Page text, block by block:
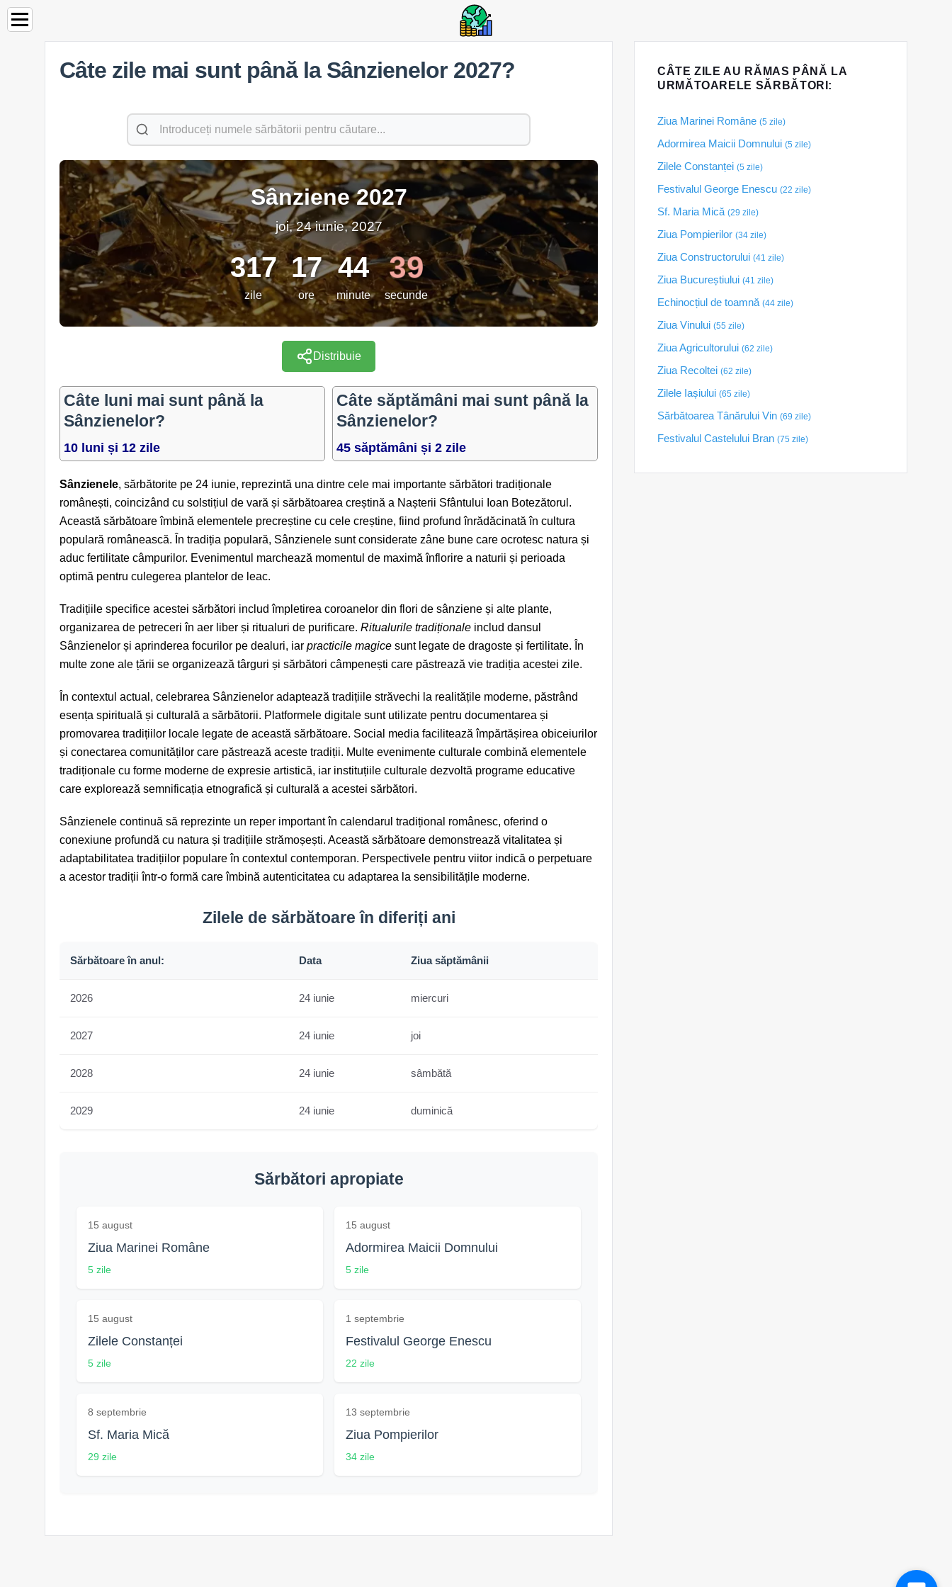
Câte zile mai sunt până la Sânzienelor 2027?
Sânziene 2027
joi, 24 iunie, 2027
317
zile
17
ore
44
minute
39
secunde
Distribuie
Câte luni mai sunt până la
Sânzienelor?
10 luni și 12 zile
Câte săptămâni mai sunt până la
Sânzienelor?
45 săptămâni și 2 zile
Sânzienele, sărbătorite pe 24 iunie, reprezintă una dintre cele mai importante sărbători tradiționale
românești, coincizând cu solstițiul de vară și sărbătoarea creștină a Nașterii Sfântului Ioan Botezătorul.
Această sărbătoare îmbină elementele precreștine cu cele creștine, fiind profund înrădăcinată în cultura
populară românească. În tradiția populară, Sânzienele sunt considerate zâne bune care ocrotesc natura și
aduc fertilitate câmpurilor. Evenimentul marchează momentul de maximă înflorire a naturii și perioada
optimă pentru culegerea plantelor de leac.
Tradițiile specifice acestei sărbători includ împletirea coroanelor din flori de sânziene și alte plante,
organizarea de petreceri în aer liber și ritualuri de purificare. Ritualurile tradiționale includ dansul
Sânzienelor și aprinderea focurilor pe dealuri, iar practicile magice sunt legate de dragoste și fertilitate. În
multe zone ale țării se organizează târguri și sărbători câmpenești care păstrează vie tradiția acestei zile.
În contextul actual, celebrarea Sânzienelor adaptează tradițiile străvechi la realitățile moderne, păstrând
esența spirituală și culturală a sărbătorii. Platformele digitale sunt utilizate pentru documentarea și
promovarea tradițiilor locale legate de această sărbătoare. Social media facilitează împărtășirea obiceiurilor
și conectarea comunităților care păstrează aceste tradiții. Multe evenimente culturale combină elementele
tradiționale cu forme moderne de expresie artistică, iar instituțiile culturale dezvoltă programe educative
care explorează semnificația etnografică și culturală a acestei sărbători.
Sânzienele continuă să reprezinte un reper important în calendarul tradițional românesc, oferind o
conexiune profundă cu natura și tradițiile strămoșești. Această sărbătoare demonstrează vitalitatea și
adaptabilitatea tradițiilor populare în contextul contemporan. Perspectivele pentru viitor indică o perpetuare
a acestor tradiții într-o formă care îmbină autenticitatea cu adaptarea la sensibilitățile moderne.
Zilele de sărbătoare în diferiți ani
Sărbătoare în anul: Data Ziua săptămânii
2026 24 iunie miercuri
2027 24 iunie joi
2028 24 iunie sâmbătă
2029 24 iunie duminică
Sărbători apropiate
15 august
Ziua Marinei Române
5 zile
15 august
Adormirea Maicii Domnului
5 zile
15 august
Zilele Constanței
5 zile
1 septembrie
Festivalul George Enescu
22 zile
8 septembrie
Sf. Maria Mică
29 zile
13 septembrie
Ziua Pompierilor
34 zile
CÂTE ZILE AU RĂMAS PÂNĂ LA
URMĂTOARELE SĂRBĂTORI:
Ziua Marinei Române (5 zile)
Adormirea Maicii Domnului (5 zile)
Zilele Constanței (5 zile)
Festivalul George Enescu (22 zile)
Sf. Maria Mică (29 zile)
Ziua Pompierilor (34 zile)
Ziua Constructorului (41 zile)
Ziua Bucureștiului (41 zile)
Echinocțiul de toamnă (44 zile)
Ziua Vinului (55 zile)
Ziua Agricultorului (62 zile)
Ziua Recoltei (62 zile)
Zilele Iașiului (65 zile)
Sărbătoarea Tânărului Vin (69 zile)
Festivalul Castelului Bran (75 zile)